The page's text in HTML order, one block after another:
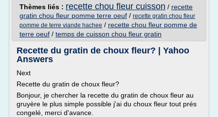
Thèmes liés : recette chou fleur cuisson / recette
gratin chou fleur pomme terre oeuf / recette gratin chou fleur
pomme de terre viande hachee / recette chou fleur pomme de
terre oeuf / temps de cuisson chou fleur gratin
Recette du gratin de choux fleur? | Yahoo
Answers
Next
Recette du gratin de choux fleur?
Bonjour, je chercher la recette du gratin de choux fleur au
gruyère le plus simple possible j'ai du choux fleur tout prés
congelé, merci d'avance.